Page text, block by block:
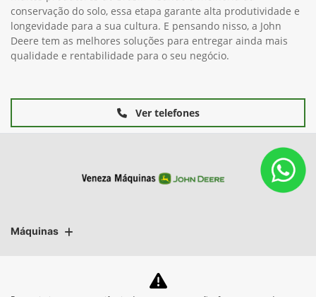
conservação do solo, essa etapa garante alta produtividade e
longevidade para a sua cultura. E pensando nisso, a John
Deere tem as melhores soluções para entregar ainda mais
qualidade e rentabilidade para o seu negócio.
Ver telefones
Máquinas